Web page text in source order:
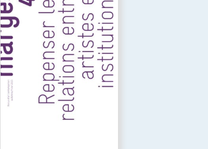
Repenser les relations
entre artistes et
institutions
Ce numéro explore les
relations entre artistes et
institutions, en analysant les
tensions entre aspirations
artistiques et logiques